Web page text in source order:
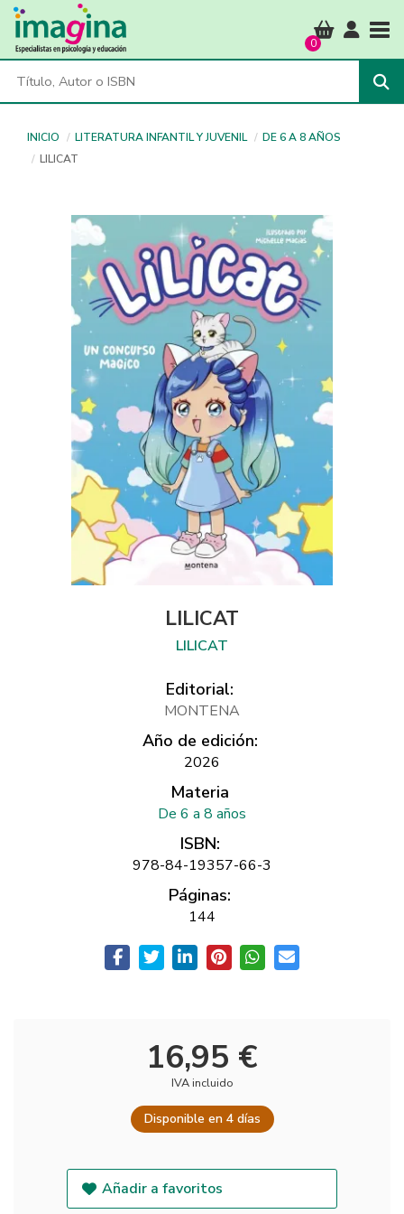
0
INICIO LITERATURA INFANTIL Y JUVENIL
DE 6 A 8 AÑOS
LILICAT
LILICAT
LILICAT
Editorial:
MONTENA
Año de edición:
2026
Materia
De 6 a 8 años
ISBN:
978-84-19357-66-3
Páginas:
144
16,95 €
IVA incluido
Disponible en 4 días
Añadir a favoritos